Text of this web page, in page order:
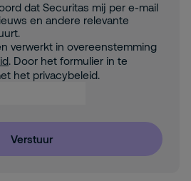
dat Securitas mij per e-mail
en andere relevante
verwerkt in overeenstemming
. Door het formulier in te
het privacybeleid.
Verstuur